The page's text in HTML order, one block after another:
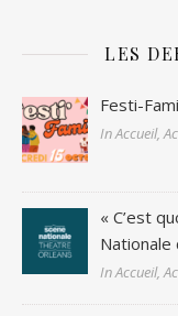
LES
Festi-
In Accueil,
« C’est
Nationale
In Accueil,